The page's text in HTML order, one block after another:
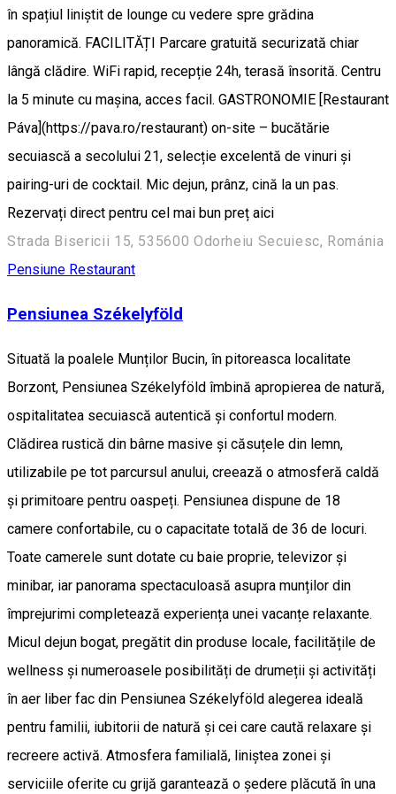
în spațiul liniștit de lounge cu vedere spre grădina
panoramică. FACILITĂȚI Parcare gratuită securizată chiar
lângă clădire. WiFi rapid, recepție 24h, terasă însorită. Centru
la 5 minute cu mașina, acces facil. GASTRONOMIE [Restaurant
Páva](https://pava.ro/restaurant) on-site – bucătărie
secuiască a secolului 21, selecție excelentă de vinuri și
pairing-uri de cocktail. Mic dejun, prânz, cină la un pas.
Rezervați direct pentru cel mai bun preț aici
Strada Bisericii 15, 535600 Odorheiu Secuiesc, Románia
Pensiune Restaurant
Pensiunea Székelyföld
Situată la poalele Munților Bucin, în pitoreasca localitate
Borzont, Pensiunea Székelyföld îmbină apropierea de natură,
ospitalitatea secuiască autentică și confortul modern.
Clădirea rustică din bârne masive și căsuțele din lemn,
utilizabile pe tot parcursul anului, creează o atmosferă caldă
și primitoare pentru oaspeți. Pensiunea dispune de 18
camere confortabile, cu o capacitate totală de 36 de locuri.
Toate camerele sunt dotate cu baie proprie, televizor și
minibar, iar panorama spectaculoasă asupra munților din
împrejurimi completează experiența unei vacanțe relaxante.
Micul dejun bogat, pregătit din produse locale, facilitățile de
wellness și numeroasele posibilități de drumeții și activități
în aer liber fac din Pensiunea Székelyföld alegerea ideală
pentru familii, iubitorii de natură și cei care caută relaxare și
recreere activă. Atmosfera familială, liniștea zonei și
serviciile oferite cu grijă garantează o ședere plăcută în una